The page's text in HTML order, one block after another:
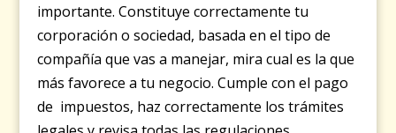
importante. Constituye correctamente tu
corporación o sociedad, basada en el tipo de
compañía que vas a manejar, mira cual es la que
más favorece a tu negocio. Cumple con el pago
de impuestos, haz correctamente los trámites